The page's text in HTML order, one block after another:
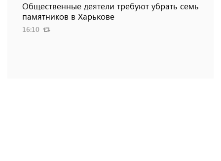
Общественные деятели требуют убрать семь
памятников в Харькове
16:10